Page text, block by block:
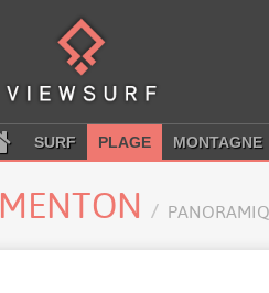
SURF PLAGE MONTAGNE
MENTON